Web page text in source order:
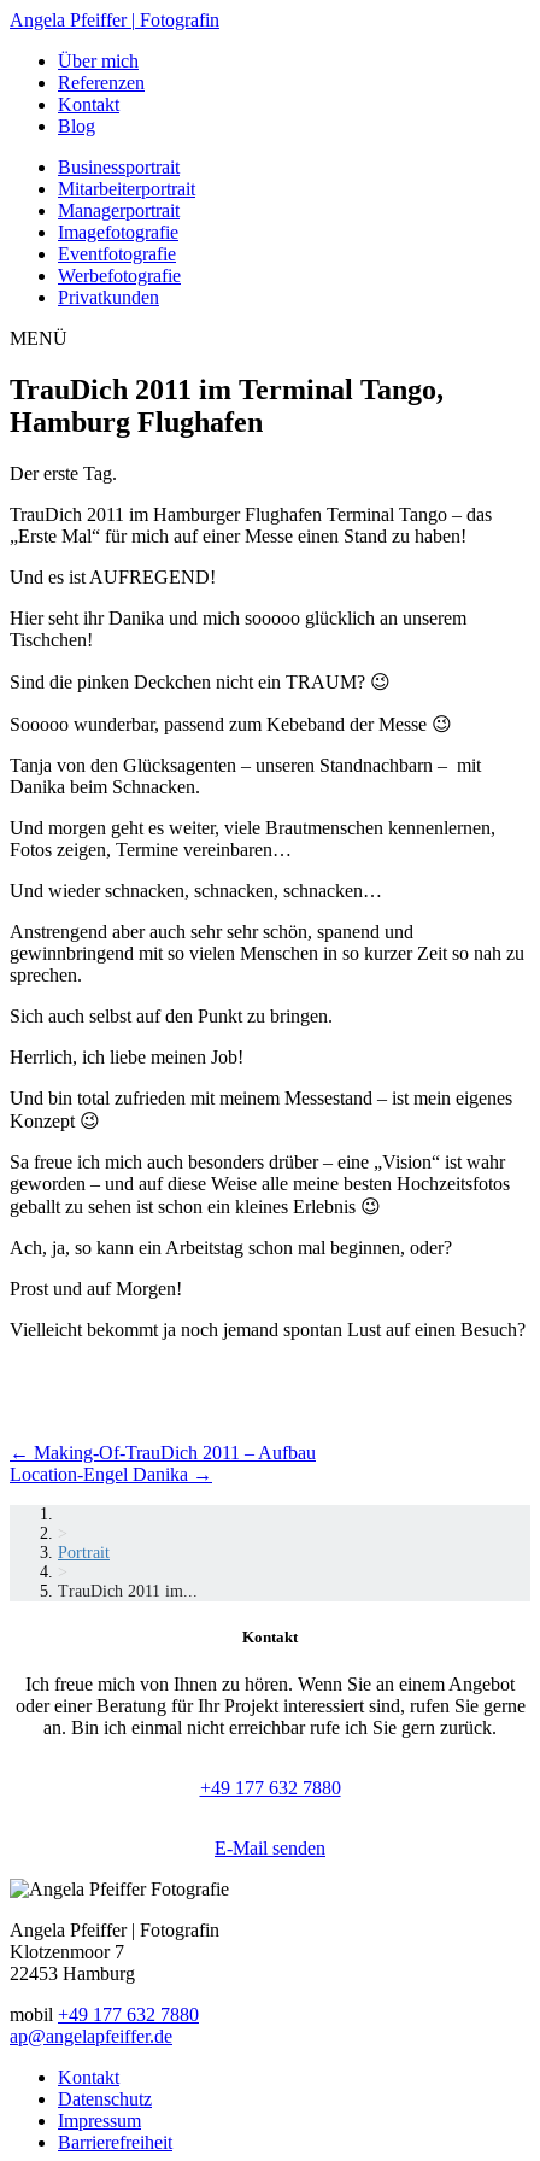
Zum
springen
Angela Pfeiffer | Fotografin
Über mich
Referenzen
Kontakt
Blog
Businessportrait
Mitarbeiterportrait
Managerportrait
Imagefotografie
Eventfotografie
Werbefotografie
Privatkunden
MENÜ
TrauDich 2011 im Terminal Tango,
Hamburg Flughafen
Der erste Tag.
TrauDich 2011 im Hamburger Flughafen Terminal Tango – das
„Erste Mal“ für mich auf einer Messe einen Stand zu haben!
Und es ist AUFREGEND!
Hier seht ihr Danika und mich sooooo glücklich an unserem
Tischchen!
Sind die pinken Deckchen nicht ein TRAUM? 😉
Sooooo wunderbar, passend zum Kebeband der Messe 😉
Tanja von den Glücksagenten – unseren Standnachbarn – mit
Danika beim Schnacken.
Und morgen geht es weiter, viele Brautmenschen kennenlernen,
Fotos zeigen, Termine vereinbaren…
Und wieder schnacken, schnacken, schnacken…
Anstrengend aber auch sehr sehr schön, spanend und
gewinnbringend mit so vielen Menschen in so kurzer Zeit so nah zu
sprechen.
Sich auch selbst auf den Punkt zu bringen.
Herrlich, ich liebe meinen Job!
Und bin total zufrieden mit meinem Messestand – ist mein eigenes
Konzept 😉
Sa freue ich mich auch besonders drüber – eine „Vision“ ist wahr
geworden – und auf diese Weise alle meine besten Hochzeitsfotos
geballt zu sehen ist schon ein kleines Erlebnis 😉
Ach, ja, so kann ein Arbeitstag schon mal beginnen, oder?
Prost und auf Morgen!
Vielleicht bekommt ja noch jemand spontan Lust auf einen Besuch?
Beitragsnavigation
← Making-Of-TrauDich 2011 – Aufbau
Location-Engel Danika →
>
Portrait
>
TrauDich 2011 im...
Kontakt
Ich freue mich von Ihnen zu hören. Wenn Sie an einem Angebot
oder einer Beratung für Ihr Projekt interessiert sind, rufen Sie gerne
an. Bin ich einmal nicht erreichbar rufe ich Sie gern zurück.
+49 177 632 7880
E-Mail senden
Angela Pfeiffer | Fotografin
Klotzenmoor 7
22453 Hamburg
mobil +49 177 632 7880
ap@angelapfeiffer.de
Kontakt
Datenschutz
Impressum
Barrierefreiheit